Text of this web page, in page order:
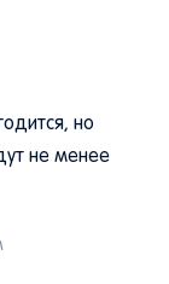
но
не менее